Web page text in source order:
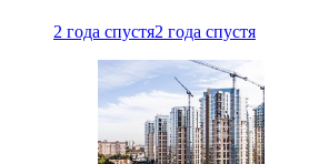
2 года спустя2 года спустя